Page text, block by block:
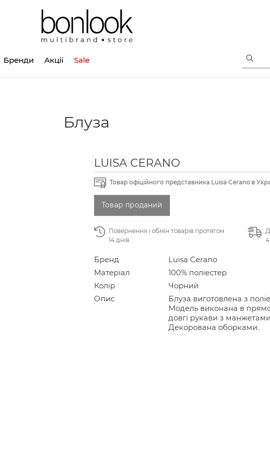
Бренди Акції Sale
Блуза
LUISA CERANO
Товар офіційного представника Luisa Cerano в
Товар проданий
Повернення і обмін товарів протягом
14 днів
Бренд
Luisa Cerano
Матеріал
100% поліестер
Колір
Чорний
Опис
Блуза виготовлена з
Модель виконана в
довгі рукави з
Декорована оборками.